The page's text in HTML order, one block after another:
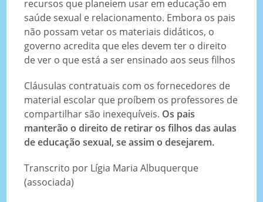
recursos que planeiem usar em educação em
saúde sexual e relacionamento. Embora os pais
não possam vetar os materiais didáticos, o
governo acredita que eles devem ter o direito
de ver o que está a ser ensinado aos seus filhos
Cláusulas contratuais com os fornecedores de
material escolar que proíbem os professores de
compartilhar são inexequíveis. Os pais
manterão o direito de retirar os filhos das aulas
de educação sexual, se assim o desejarem.
Transcrito por Lígia Maria Albuquerque
(associada)